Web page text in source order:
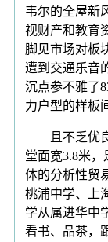
韦尔的全屋新
视财产和教育
脚见市场对板
遭到交通乐音
沉点参不雅了
力户型的样板
且不乏优良
堂面宽3.8米
体的分析性贸
桃浦中学、上
学从属进华中
看书、品茶，